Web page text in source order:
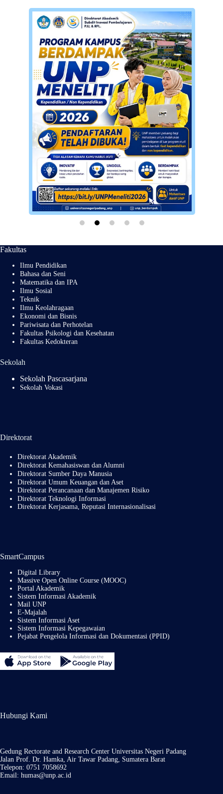
Fakultas
Ilmu Pendidikan
Bahasa dan Seni
Matematika dan IPA
Ilmu Sosial
Teknik
Ilmu Keolahragaan
Ekonomi dan Bisnis
Pariwisata dan Perhotelan
Fakultas Psikologi dan Kesehatan
Fakultas Kedokteran
Sekolah
Sekolah Pascasarjana
Sekolah Vokasi
Direktorat
Direktorat Akademik
Direktorat Kemahasiswan dan Alumni
Direktorat Sumber Daya Manusia
Direktorat Umum Keuangan dan Aset
Direktorat Perancanaan dan Manajemen Risiko
Direktorat Teknologi Informasi
Direktorat Kerjasama, Reputasi Internasionalisasi
SmartCampus
Digital Library
Massive Open Online Course (MOOC)
Portal Akademik
Sistem Informasi Akademik
Mail UNP
E-Majalah
Sistem Informasi Aset
Sistem Informasi Kepegawaian
Pejabat Pengelola Informasi dan Dokumentasi (PPID)
Hubungi Kami
Gedung Rectorate and Research Center Universitas Negeri Padang
Jalan Prof. Dr. Hamka, Air Tawar Padang, Sumatera Barat
Telepon: 0751 7058692
Email: humas@unp.ac.id